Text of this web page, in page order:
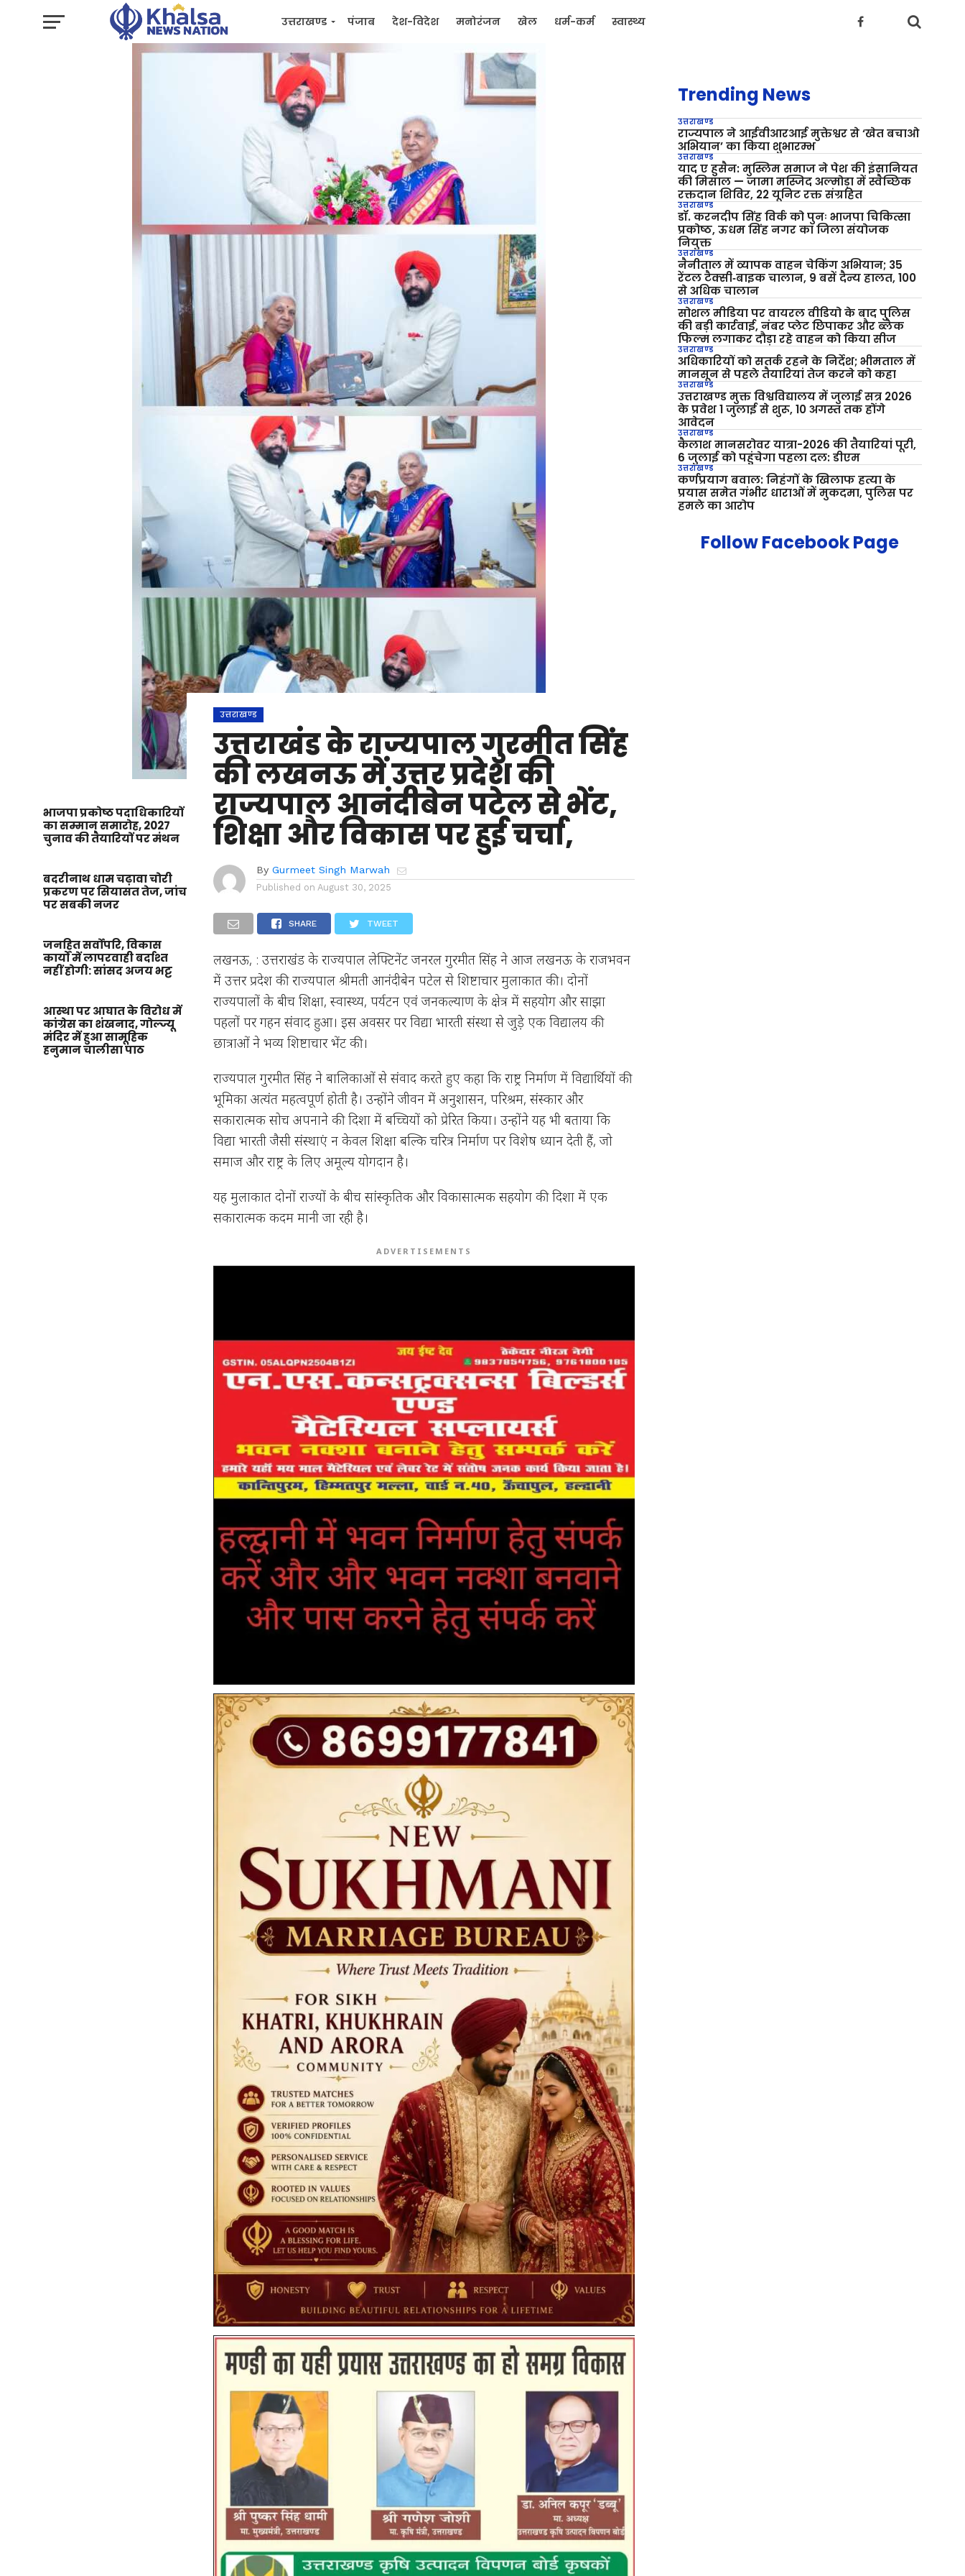
उत्तराखण्ड पंजाब देश-विदेश मनोरंजन खेल धर्म-कर्म स्वास्थ्य
प्रशासनिक
भाजपा प्रकोष्ठ पदाधिकारियों
का सम्मान समारोह, 2027
चुनाव की तैयारियों पर मंथन
बदरीनाथ धाम चढ़ावा चोरी
प्रकरण पर सियासत तेज, जांच
पर सबकी नजर
जनहित सर्वोपरि, विकास
कार्यों में लापरवाही बर्दाश्त
नहीं होगी: सांसद अजय भट्ट
आस्था पर आघात के विरोध में
कांग्रेस का शंखनाद, गोल्ज्यू
मंदिर में हुआ सामूहिक
हनुमान चालीसा पाठ
उत्तराखण्ड
उत्तराखंड के राज्यपाल गुरमीत सिंह
की लखनऊ में उत्तर प्रदेश की
राज्यपाल आनंदीबेन पटेल से भेंट,
शिक्षा और विकास पर हुई चर्चा,
By Gurmeet Singh Marwah
Published on August 30, 2025
SHARE TWEET
लखनऊ, : उत्तराखंड के राज्यपाल लेफ्टिनेंट जनरल गुरमीत सिंह ने आज लखनऊ के राजभवन
में उत्तर प्रदेश की राज्यपाल श्रीमती आनंदीबेन पटेल से शिष्टाचार मुलाकात की। दोनों
राज्यपालों के बीच शिक्षा, स्वास्थ्य, पर्यटन एवं जनकल्याण के क्षेत्र में सहयोग और साझा
पहलों पर गहन संवाद हुआ। इस अवसर पर विद्या भारती संस्था से जुड़े एक विद्यालय की
छात्राओं ने भव्य शिष्टाचार भेंट की।
राज्यपाल गुरमीत सिंह ने बालिकाओं से संवाद करते हुए कहा कि राष्ट्र निर्माण में विद्यार्थियों की
भूमिका अत्यंत महत्वपूर्ण होती है। उन्होंने जीवन में अनुशासन, परिश्रम, संस्कार और
सकारात्मक सोच अपनाने की दिशा में बच्चियों को प्रेरित किया। उन्होंने यह भी बताया कि
विद्या भारती जैसी संस्थाएं न केवल शिक्षा बल्कि चरित्र निर्माण पर विशेष ध्यान देती हैं, जो
समाज और राष्ट्र के लिए अमूल्य योगदान है।
यह मुलाकात दोनों राज्यों के बीच सांस्कृतिक और विकासात्मक सहयोग की दिशा में एक
सकारात्मक कदम मानी जा रही है।
ADVERTISEMENTS
Trending News
उत्तराखण्ड
राज्यपाल ने आईवीआरआई मुक्तेश्वर से ‘खेत बचाओ
अभियान’ का किया शुभारम्भ
उत्तराखण्ड
याद ए हुसैन: मुस्लिम समाज ने पेश की इंसानियत
की मिसाल — जामा मस्जिद अल्मोड़ा में स्वैच्छिक
रक्तदान शिविर, 22 यूनिट रक्त संग्रहित
उत्तराखण्ड
डॉ. करनदीप सिंह विर्क को पुनः भाजपा चिकित्सा
प्रकोष्ठ, ऊधम सिंह नगर का जिला संयोजक
नियुक्त
उत्तराखण्ड
नैनीताल में व्यापक वाहन चेकिंग अभियान; 35
रेंटल टैक्सी‑बाइक चालान, 9 बसें दैन्य हालत, 100
से अधिक चालान
उत्तराखण्ड
सोशल मीडिया पर वायरल वीडियो के बाद पुलिस
की बड़ी कार्रवाई, नंबर प्लेट छिपाकर और ब्लैक
फिल्म लगाकर दौड़ा रहे वाहन को किया सीज
उत्तराखण्ड
अधिकारियों को सतर्क रहने के निर्देश; भीमताल में
मानसून से पहले तैयारियां तेज करने को कहा
उत्तराखण्ड
उत्तराखण्ड मुक्त विश्वविद्यालय में जुलाई सत्र 2026
के प्रवेश 1 जुलाई से शुरू, 10 अगस्त तक होंगे
आवेदन
उत्तराखण्ड
कैलाश मानसरोवर यात्रा-2026 की तैयारियां पूरी,
6 जुलाई को पहुंचेगा पहला दल: डीएम
उत्तराखण्ड
कर्णप्रयाग बवाल: निहंगों के खिलाफ हत्या के
प्रयास समेत गंभीर धाराओं में मुकदमा, पुलिस पर
हमले का आरोप
Follow Facebook Page